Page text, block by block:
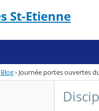
St-Etienne
Blog› Journée portes ouvertes